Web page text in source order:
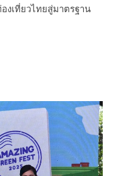
งเที่ยวไทยสู่มาตรฐาน